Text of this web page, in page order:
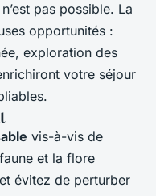
pas possible. La
opportunités :
exploration des
votre séjour
vis-à-vis de
et la flore
évitez de perturber